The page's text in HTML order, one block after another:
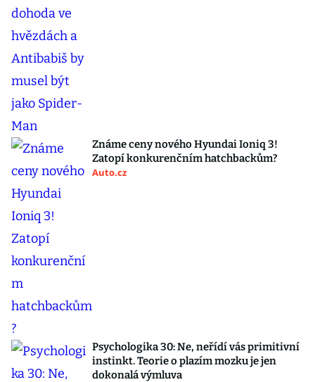
Známe ceny nového Hyundai Ioniq 3!
Zatopí konkurenčním hatchbackům?
Auto.cz
Psychologika 30: Ne, neřídí vás primitivní
instinkt. Teorie o plazím mozku je jen
dokonalá výmluva